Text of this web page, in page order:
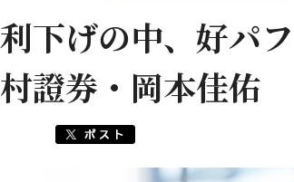
利下げの中、好パ
村證券・岡本佳佑